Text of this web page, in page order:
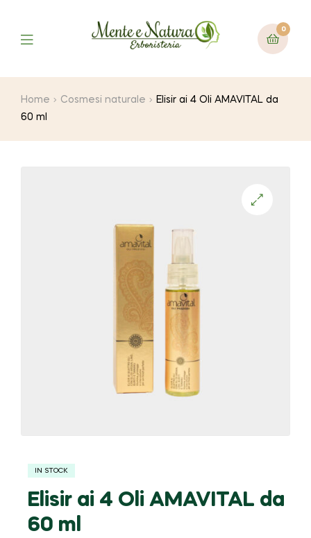
0
Home Cosmesi naturale
Elisir ai 4 Oli AMAVITAL da
60 ml
IN STOCK
Elisir ai 4 Oli AMAVITAL da
60 ml